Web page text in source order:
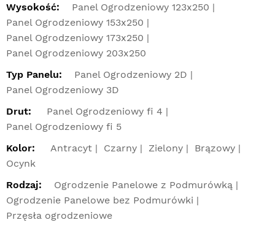
Wysokość:
Panel Ogrodzeniowy 123x250
Panel Ogrodzeniowy 153x250
Panel Ogrodzeniowy 173x250
Panel Ogrodzeniowy 203x250
Typ Panelu:
Panel Ogrodzeniowy 2D
Panel Ogrodzeniowy 3D
Drut:
Panel Ogrodzeniowy fi 4
Panel Ogrodzeniowy fi 5
Kolor:
Antracyt Czarny Zielony
Brązowy
Ocynk
Rodzaj:
Ogrodzenie Panelowe z Podmurówką
Ogrodzenie Panelowe bez Podmurówki
Przęsła ogrodzeniowe